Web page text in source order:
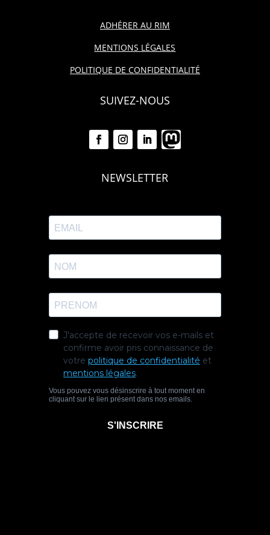
ADHÉRER AU RIM
MENTIONS LÉGALES
POLITIQUE DE CONFIDENTIALITÉ
SUIVEZ-NOUS
NEWSLETTER